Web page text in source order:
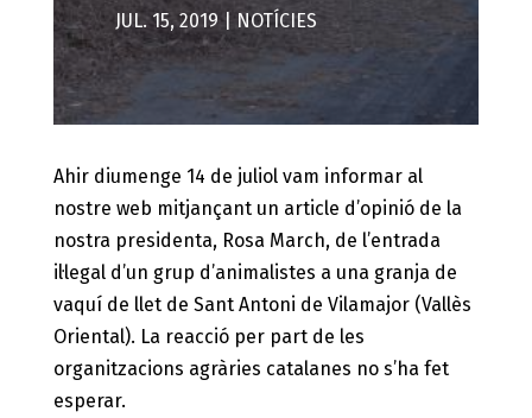
JUL. 15, 2019| NOTÍCIES
Ahir diumenge 14 de juliol vam informar al
nostre web mitjançant un article d’opinió de la
nostra presidenta, Rosa March, de l’entrada
il·legal d’un grup d’animalistes a una granja de
vaquí de llet de Sant Antoni de Vilamajor (Vallès
Oriental). La reacció per part de les
organitzacions agràries catalanes no s’ha fet
esperar.